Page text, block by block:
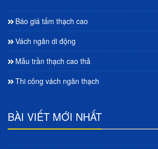
Báo giá tấm thạch cao
Vách ngăn di động
Mẫu trần thạch cao thả
Thi công vách ngăn thạch
BÀI VIẾT MỚI NHẤT